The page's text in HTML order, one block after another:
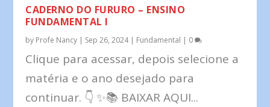
CADERNO DO FURURO – ENSINO
FUNDAMENTAL I
by Profe Nancy | Sep 26, 2024| Fundamental | 0
Clique para acessar, depois selecione a
matéria e o ano desejado para
continuar. 👇 ✨📚 BAIXAR AQUI...